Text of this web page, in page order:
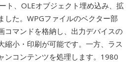
ト、OLEオブジェクト埋め込み、拡
した。WPGファイルのベクター部
コマンドを格納し、出力デバイスの
縮小・印刷が可能です。一方、ラス
ンコンテンツを処理します。1980